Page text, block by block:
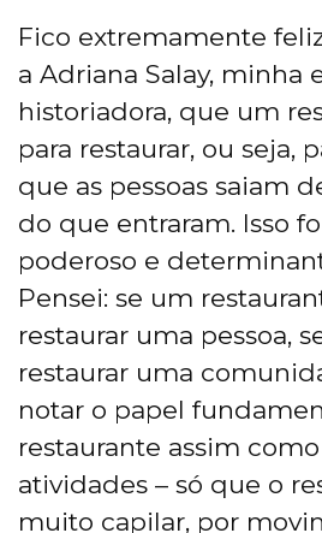
Fico extremamente
a Adriana Salay, minha
historiadora, que um
para restaurar, ou seja,
que as pessoas saiam
do que entraram. Isso
poderoso e
Pensei: se um
restaurar uma pessoa,
restaurar uma
notar o papel
restaurante assim
atividades – só que o
muito capilar, por